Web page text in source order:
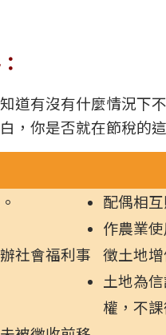
道有沒有什麼情況下
，你是否就在節稅的這
社會福利事
配偶相
作農業
徵土地增
土地為
權，不